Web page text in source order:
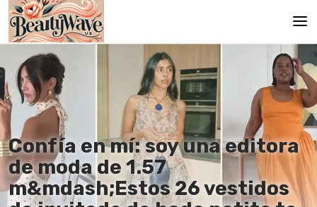
Principal
En
Es
Ru
It
Confía en mí: soy una editora
de moda de 1.57
m&mdash;Estos 26 vestidos